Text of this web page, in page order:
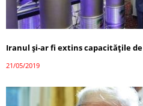
Iranul şi-ar fi extins capacităţile
21/05/2019